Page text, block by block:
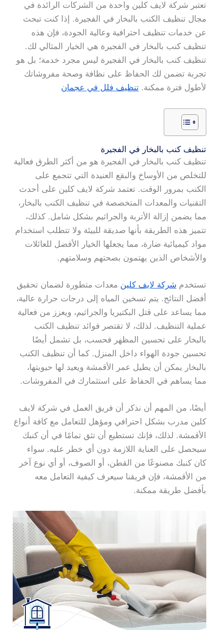
تعتبر شركة لايف كلين واحدة من الشركات الرائدة في
مجال تنظيف الكنب بالبخار في الفجيرة. إذا كنت تبحث
عن خدمات تنظيف احترافية وعالية الجودة، فإن هذه
تنظيف كنب بالبخار في الفجيرة هي الخيار المثالي لك.
تنظيف كنب بالبخار في الفجيرة ليس مجرد خدمة؛ بل هو
تجربة تضمن لك الحفاظ على نظافة وصحة مفروشاتك
لأطول فترة ممكنة.تنظيف فلل في عجمان
تنظيف كنب بالبخار في الفجيرة
تنظيف كنب بالبخار في الفجيرة هو من أكثر الطرق فعالية
للتخلص من الأوساخ والبقع العنيدة التي تتجمع على
الكنب بمرور الوقت. تعتمد شركة لايف كلين على أحدث
التقنيات والمعدات المتخصصة في تنظيف الكنب بالبخار،
مما يضمن إزالة الأتربة والجراثيم بشكل شامل. كذلك،
تتميز هذه الطريقة بأنها صديقة للبيئة ولا تتطلب استخدام
مواد كيميائية ضارة، مما يجعلها الخيار الأفضل للعائلات
والأشخاص الذين يهتمون بصحتهم وسلامتهم.
تستخدم شركة لايف كلين معدات متطورة لضمان تحقيق
أفضل النتائج. يتم تسخين المياه إلى درجات حرارة عالية،
مما يساعد على قتل البكتيريا والجراثيم، ويعزز من فعالية
عملية التنظيف. لذلك، لا تقتصر فوائد تنظيف الكنب
بالبخار على تحسين المظهر فحسب، بل تشمل أيضًا
تحسين جودة الهواء داخل المنزل. كما أن تنظيف الكنب
بالبخار يمكن أن يطيل عمر الأقمشة ويعيد لها حيويتها،
مما يساهم في الحفاظ على استثمارك في المفروشات.
أيضًا، من المهم أن نذكر أن فريق العمل في شركة لايف
كلين مدرب بشكل احترافي ومؤهل للتعامل مع كافة أنواع
الأقمشة. لذلك، فإنك تستطيع أن تثق تمامًا في أن كنبك
سيحصل على العناية اللازمة دون أي خطر عليه. سواء
كان كنبك مصنوعًا من القطن، أو الصوف، أو أي نوع آخر
من الأقمشة، فإن فريقنا سيعرف كيفية التعامل معه
بأفضل طريقة ممكنة.